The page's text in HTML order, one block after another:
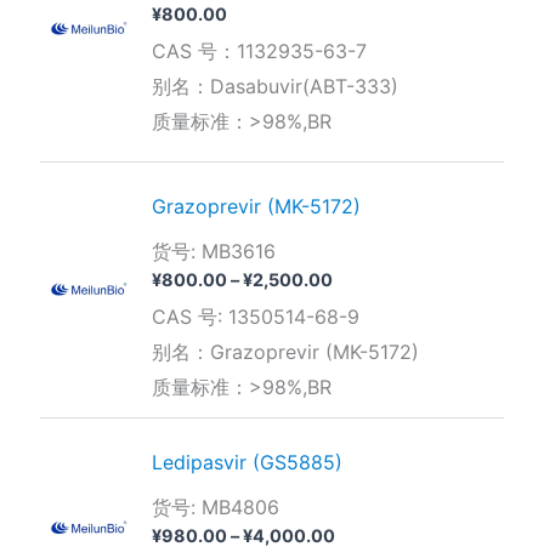
¥800.00
CAS 号：1132935-63-7
别名：Dasabuvir(ABT-333)
质量标准：>98%,BR
Grazoprevir (MK-5172)
货号: MB3616
¥800.00–¥2,500.00价
范
围：
¥800.00
CAS 号: 1350514-68-9
别名：Grazoprevir (MK-5172)
质量标准：>98%,BR
Ledipasvir (GS5885)
货号: MB4806
¥980.00–¥4,000.00价